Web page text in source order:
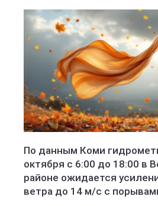
По данным Коми
октября с 6:00 до 18:00 в
районе ожидается
ветра до 14 м/с с